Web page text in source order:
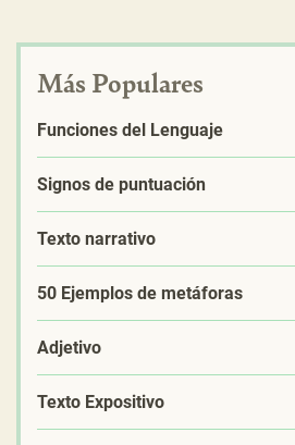
Más Populares
Funciones del Lenguaje
Signos de puntuación
Texto narrativo
50 Ejemplos de metáforas
Adjetivo
Texto Expositivo